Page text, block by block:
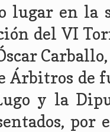
lugar en la
del VI
Árbitros
y la
por